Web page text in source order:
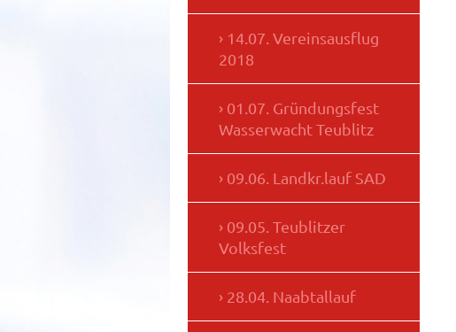
14.07. Vereinsausflug
2018
01.07. Gründungsfest
Wasserwacht Teublitz
09.06. Landkr.lauf SAD
09.05. Teublitzer
Volksfest
28.04. Naabtallauf